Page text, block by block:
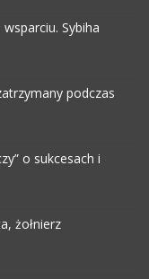
Sybiha
podczas
o sukcesach i
żołnierz